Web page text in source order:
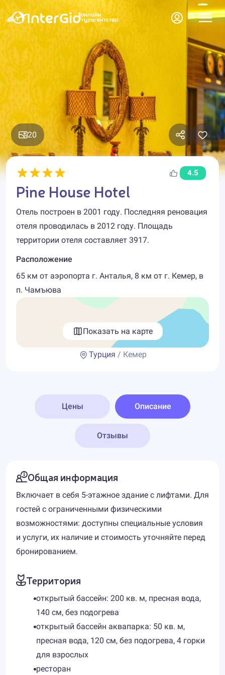
20
4.5
Pine House Hotel
Отель построен в 2001 году. Последняя реновация
отеля проводилась в 2012 году. Площадь
территории отеля составляет 3917.
Расположение
65 км от аэропорта г. Анталья, 8 км от г. Кемер, в
п. Чамъюва
Показать на карте
Турция / Кемер
Цены Описание
Отзывы
Общая информация
Включает в себя 5-этажное здание с лифтами. Для
гостей с ограниченными физическими
возможностями: доступны специальные условия
и услуги, их наличие и стоимость уточняйте перед
бронированием.
Территория
открытый бассейн: 200 кв. м, пресная вода,
140 см, без подогрева
открытый бассейн аквапарка: 50 кв. м,
пресная вода, 120 см, без подогрева, 4 горки
для взрослых
ресторан